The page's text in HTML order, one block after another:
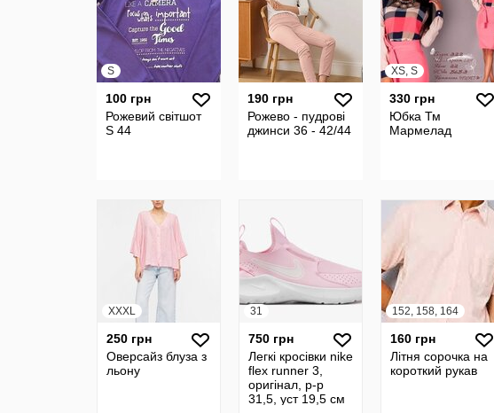
S
100 грн
Рожевий світшот
S 44
190 грн
Рожево - пудрові
джинси 36 - 42/44
XS, S
330 грн
Юбка Тм
Мармелад
XXXL
250 грн
Оверсайз блуза з
льону
31
750 грн
Легкі кросівки nike
flex runner 3,
оригінал, р-р
31,5, уст 19,5 см
152, 158, 164
160 грн
Літня сорочка на
короткий рукав